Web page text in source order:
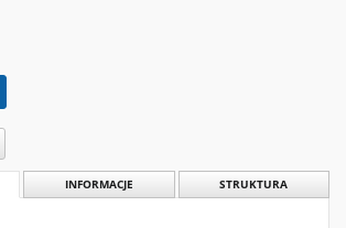
INFORMACJE STRUKTURA